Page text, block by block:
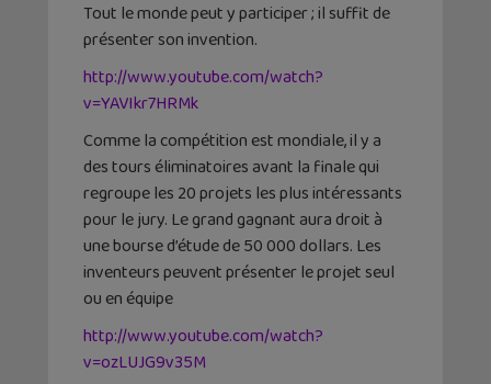
Tout le monde peut y participer ; il suffit de
présenter son invention.
http://www.youtube.com/watch?
v=YAVIkr7HRMk
Comme la compétition est mondiale, il y a
des tours éliminatoires avant la finale qui
regroupe les 20 projets les plus intéressants
pour le jury. Le grand gagnant aura droit à
une bourse d’étude de 50 000 dollars. Les
inventeurs peuvent présenter le projet seul
ou en équipe
http://www.youtube.com/watch?
v=ozLUJG9v35M